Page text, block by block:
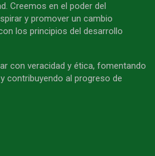
Creemos en el poder del
y promover un cambio
los principios del desarrollo
con veracidad y ética, fomentando
contribuyendo al progreso de